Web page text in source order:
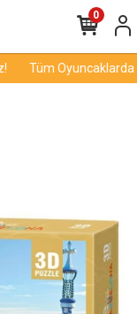
Tüm Oyuncaklarda
0